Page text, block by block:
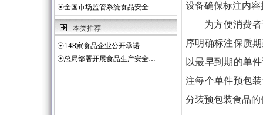
☉全国市场监管系统食品安全…
本类推荐
☉148家食品企业公开承诺…
☉总局部署开展食品生产安全…
设备确保标注内
为方便消费
序明确标注保质
以最早到期的单
注每个单件预包
分装预包装食品